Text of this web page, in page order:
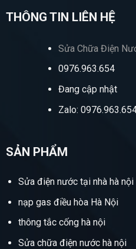
THÔNG TIN LIÊN HỆ
Sửa Chữa Điện
0976.963.654
Đang cập nhật
Zalo:
SẢN PHẨM
Sửa điện nước tại nhà hà nội
nạp gas điều hòa Hà Nội
thông tắc cống hà nội
Sửa chữa điện nước hà nội